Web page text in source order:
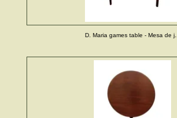
D. Maria games table - Mesa de j...